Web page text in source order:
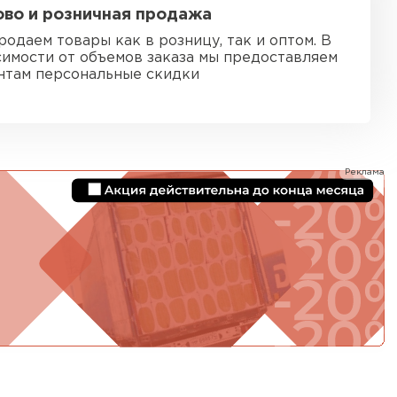
и розничная продажа
товары как в розницу, так и оптом. В
от объемов заказа мы предоставляем
персональные скидки
Реклама
Ursa